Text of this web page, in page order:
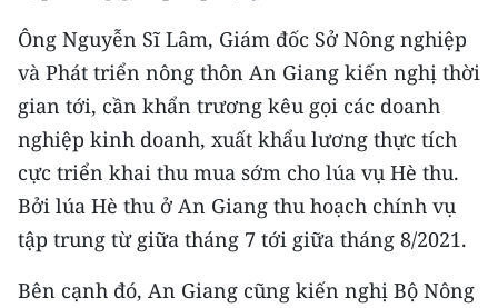
Ông Nguyễn Sĩ Lâm, Giám đốc Sở Nông nghiệp
và Phát triển nông thôn An Giang kiến nghị thời
gian tới, cần khẩn trương kêu gọi các doanh
nghiệp kinh doanh, xuất khẩu lương thực tích
cực triển khai thu mua sớm cho lúa vụ Hè thu.
Bởi lúa Hè thu ở An Giang thu hoạch chính vụ
tập trung từ giữa tháng 7 tới giữa tháng 8/2021.
Bên cạnh đó, An Giang cũng kiến nghị Bộ Nông